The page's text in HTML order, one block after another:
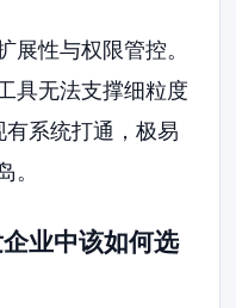
展性与权限管控。
具无法支撑细粒度
系统打通，极易
。
业中该如何选